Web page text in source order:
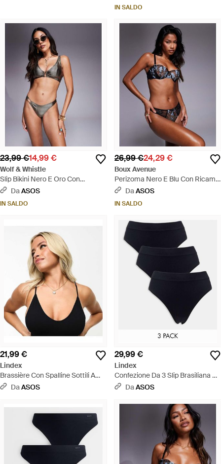
IN SALDO
23,99 €14,99 €
Wolf & Whistle
Slip Bikini Nero E Oro Con
Dettaglio Dorato - Grigio
DaASOS
IN SALDO
26,99 €24,29 €
Boux Avenue
Perizoma Nero E Blu Con Ricami
A Fiori - Blu
DaASOS
IN SALDO
21,99 €
Lindex
Brassière Con Spalline Sottili A
Coste Senza Cuciture Nera -
DaASOS
29,99 €
Lindex
Confezione Da 3 Slip Brasiliana A
Vita Alta Neri A Coste Senza
DaASOS